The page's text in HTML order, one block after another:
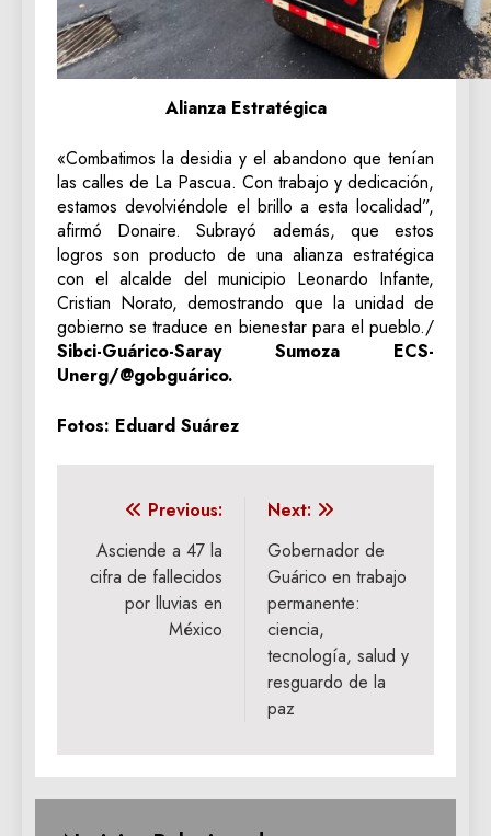
Alianza Estratégica
«Combatimos la desidia y el abandono que tenían
las calles de La Pascua. Con trabajo y dedicación,
estamos devolviéndole el brillo a esta localidad”,
afirmó Donaire. Subrayó además, que estos
logros son producto de una alianza estratégica
con el alcalde del municipio Leonardo Infante,
Cristian Norato, demostrando que la unidad de
gobierno se traduce en bienestar para el pueblo./
Sibci-Guárico-Saray Sumoza ECS-
Unerg/@gobguárico.
‎Fotos: Eduard Suárez
Navegación
de
entradas
Previous:
Asciende a 47 la
cifra de fallecidos
por lluvias en
México
Next:
Gobernador de
Guárico en trabajo
permanente:
ciencia,
tecnología, salud y
resguardo de la
paz